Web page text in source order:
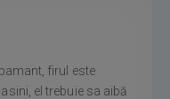
firul este
el trebuie sa aibă